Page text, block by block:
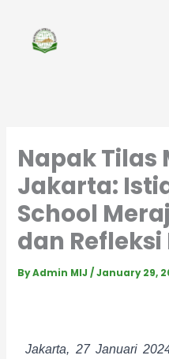
content
Napak Tilas
Jakarta:
School
dan Refleksi
ByAdmin MIJ/January 29,
Jakarta, 27 Januari